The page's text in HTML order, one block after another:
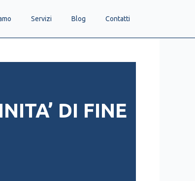
Servizi Blog Contatti
DI FINE